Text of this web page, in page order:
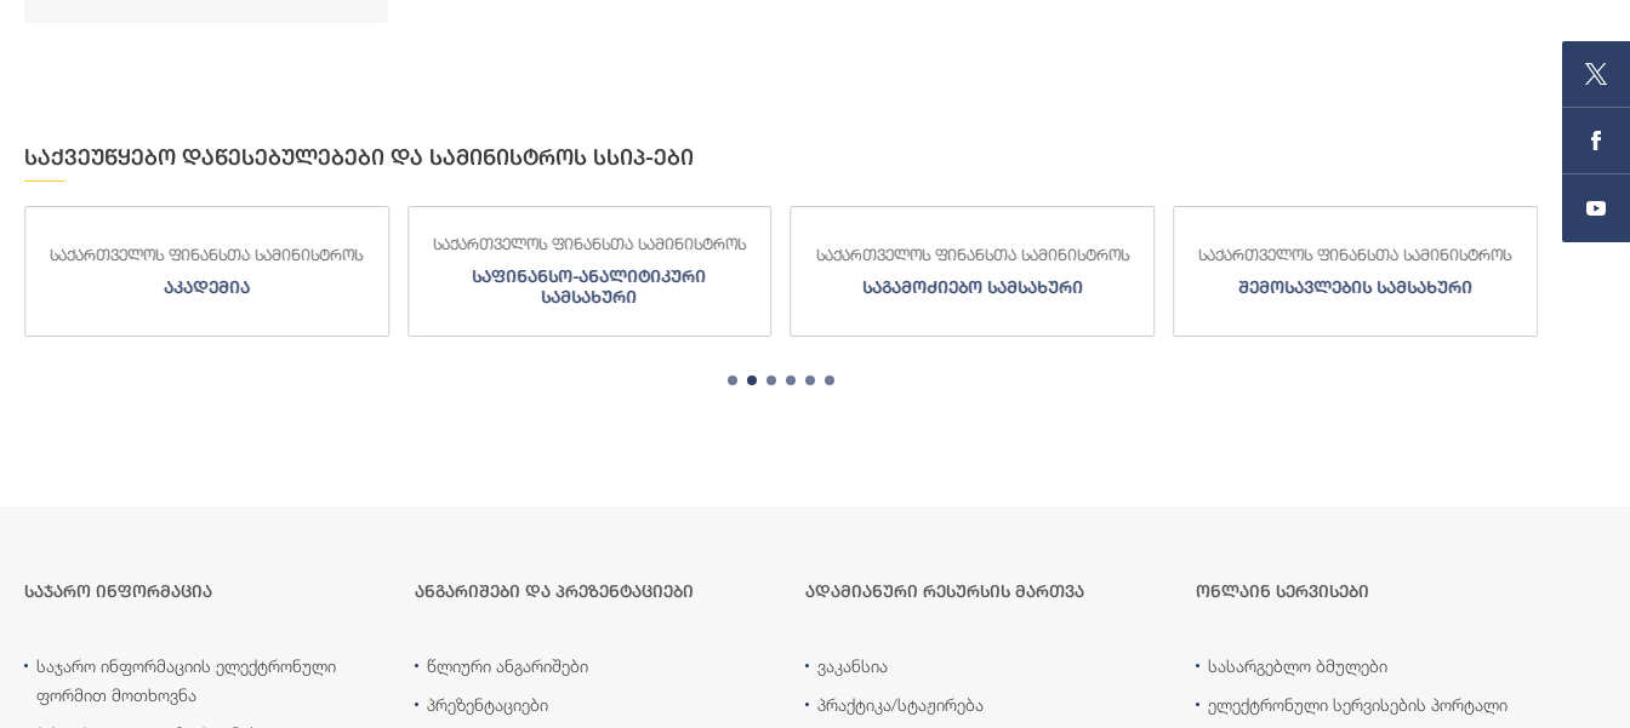
საქვეუწყებო დაწესებულებები და სამინისტროს სსიპ-ები
საქართველოს ფინანსთა სამინისტროს
აკადემია
საქართველოს ფინანსთა სამინისტროს
საფინანსო-ანალიტიკური
სამსახური
საქართველოს ფინანსთა სამინისტროს
საგამოძიებო სამსახური
საქართველოს ფინანსთა სამინისტროს
შემოსავლების სამსახური
საჯარო ინფორმაცია
საჯარო ინფორმაციის ელექტრონული
ფორმით მოთხოვნა
ანგარიშები და პრეზენტაციები
წლიური ანგარიშები
პრეზენტაციები
ადამიანური რესურსის მართვა
ვაკანსია
პრაქტიკა/სტაჟირება
ონლაინ სერვისები
სასარგებლო ბმულები
ელექტრონული სერვისების პორტალი